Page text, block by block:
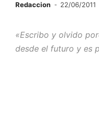
Redaccion 22/06/2011
«Escribo y olvido
desde el futuro y es